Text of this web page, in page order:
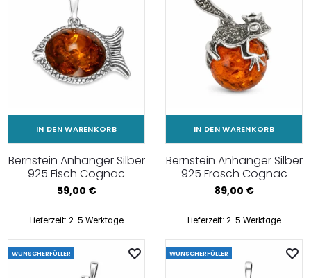
IN DEN WARENKORB
Bernstein Anhänger Silber
925 Fisch Cognac
59,00 €
Lieferzeit: 2-5 Werktage
IN DEN WARENKORB
Bernstein Anhänger Silber
925 Frosch Cognac
89,00 €
Lieferzeit: 2-5 Werktage
WUNSCHERFÜLLER WUNSCHERFÜLLER